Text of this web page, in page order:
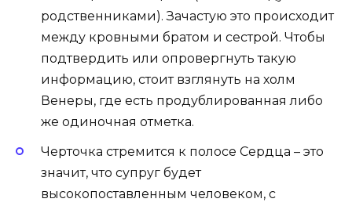
родственниками). Зачастую это происходит
между кровными братом и сестрой. Чтобы
подтвердить или опровергнуть такую
информацию, стоит взглянуть на холм
Венеры, где есть продублированная либо
же одиночная отметка.
Черточка стремится к полосе Сердца – это
значит, что супруг будет
высокопоставленным человеком, с